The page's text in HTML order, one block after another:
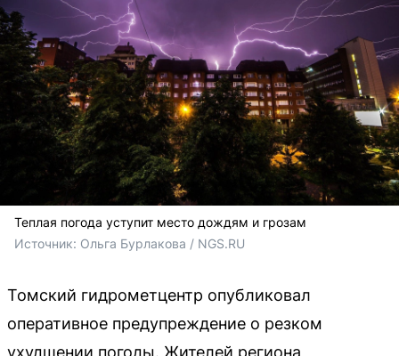
Теплая погода уступит место дождям и грозам
Источник: Ольга Бурлакова / NGS.RU
Томский гидрометцентр опубликовал
оперативное предупреждение о резком
ухудшении погоды. Жителей региона